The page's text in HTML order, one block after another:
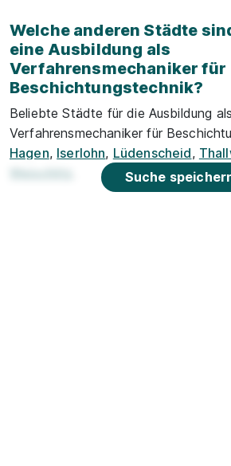
Suche
Welche anderen Städte
eine Ausbildung als
Verfahrensmechaniker für
Beschichtungstechnik?
Beliebte Städte für die Ausbildung als
Verfahrensmechaniker für
Hagen, Iserlohn, Lüdenscheid,